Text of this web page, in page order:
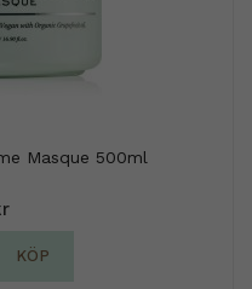
Masque 500ml
KÖP